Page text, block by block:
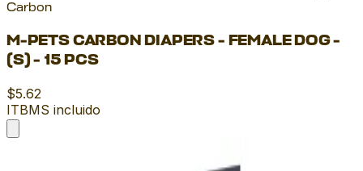
Carbon
M-PETS CARBON DIAPERS - FEMALE DOG -
(S) - 15 PCS
$5.62
ITBMS incluido